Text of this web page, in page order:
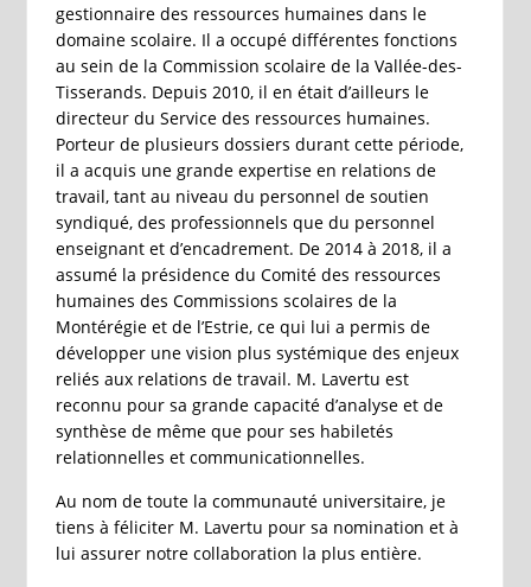
gestionnaire des ressources humaines dans le
domaine scolaire. Il a occupé différentes fonctions
au sein de la Commission scolaire de la Vallée-des-
Tisserands. Depuis 2010, il en était d’ailleurs le
directeur du Service des ressources humaines.
Porteur de plusieurs dossiers durant cette période,
il a acquis une grande expertise en relations de
travail, tant au niveau du personnel de soutien
syndiqué, des professionnels que du personnel
enseignant et d’encadrement. De 2014 à 2018, il a
assumé la présidence du Comité des ressources
humaines des Commissions scolaires de la
Montérégie et de l’Estrie, ce qui lui a permis de
développer une vision plus systémique des enjeux
reliés aux relations de travail. M. Lavertu est
reconnu pour sa grande capacité d’analyse et de
synthèse de même que pour ses habiletés
relationnelles et communicationnelles.
Au nom de toute la communauté universitaire, je
tiens à féliciter M. Lavertu pour sa nomination et à
lui assurer notre collaboration la plus entière.